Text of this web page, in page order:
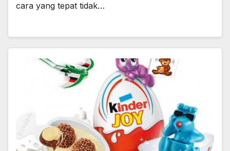
cara yang tepat tidak…